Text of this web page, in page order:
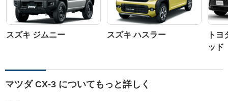
スズキ ジムニー スズキ ハスラー
ト
ッド
マツダ CX-3 についてもっと詳しく